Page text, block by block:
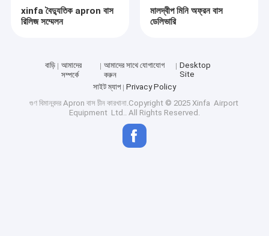
xinfa বৈদ্যুতিক apron বাস
রিলিজ সম্মেলন
মালদ্বীপ মিনি অফ্রন বাস
ডেলিভারি
বাড়ি
আমাদের
সম্পর্কে
আমাদের সাথে যোগাযোগ
করুন
Desktop
Site
সাইট ম্যাপ
Privacy Policy
গুণ বিমানবন্দর Apron বাসচীন কারখানা.Copyright © 2025 Xinfa Airport
Equipment Ltd.. All Rights Reserved.